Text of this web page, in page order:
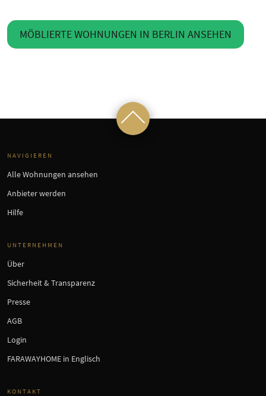
MÖBLIERTE WOHNUNGEN IN BERLIN ANSEHEN
NAVIGIEREN
Alle Wohnungen ansehen
Anbieter werden
Hilfe
UNTERNEHMEN
Über
Sicherheit & Transparenz
Presse
AGB
Login
FARAWAYHOME in Englisch
KONTAKT